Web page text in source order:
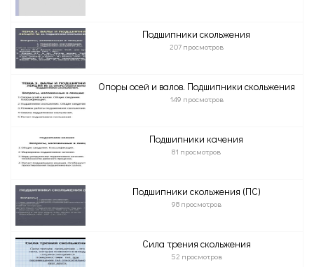
Подшипники скольжения
207 просмотров
Опоры осей и валов. Подшипники скольжения
149 просмотров
Подшипники качения
81 просмотров
Подшипники скольжения (ПС)
98 просмотров
Сила трения скольжения
52 просмотров